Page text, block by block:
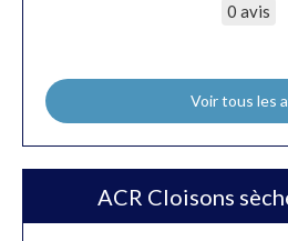
0 avis
Voir tous les
ACR Cloisons